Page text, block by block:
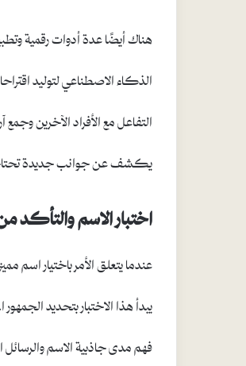
هناك أيضًا عدة أدوات رقمية
الذكاء الاصطناعي لتوليد
التفاعل مع الأفراد الآخرين
يكشف عن جوانب جديدة
اختبار الاسم والتأكد
عندما يتعلق الأمر باختيار
يبدأ هذا الاختبار بتحديد
فهم مدى جاذبية الاسم